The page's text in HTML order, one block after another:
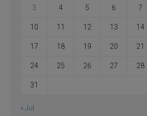
3 4 5 6 7
10 11 12 13 14
17 18 19 20 21
24 25 26 27 28
31
« Jul